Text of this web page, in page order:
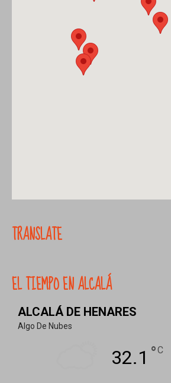
TRANSLATE
EL TIEMPO EN ALCALÁ
ALCALÁ DE HENARES
Algo De Nubes
32.1 °C